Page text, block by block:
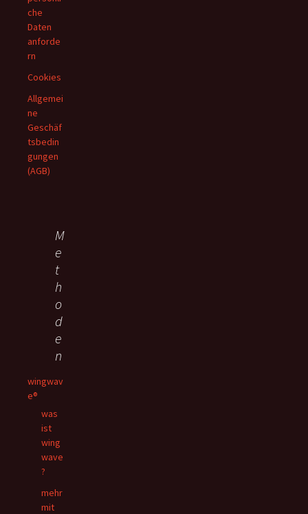
che
Daten
anforde
rn
Cookies
Allgemei
ne
Geschäf
tsbedin
gungen
(AGB)
M
e
t
h
o
d
e
n
wingwav
e®
was
ist
wing
wave
?
mehr
mit